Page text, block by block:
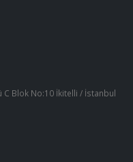
C Blok No:10 İkitelli / İstanbul